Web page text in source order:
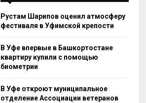
Рустам Шарипов оценил атмосферу
фестиваля в Уфимской крепости
В Уфе впервые в Башкортостане
квартиру купили с помощью
биометрии
В Уфе откроют муниципальное
отделение Ассоциации ветеранов